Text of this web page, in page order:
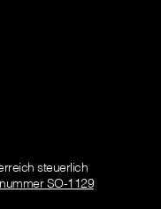
steuerlich
SO-1129